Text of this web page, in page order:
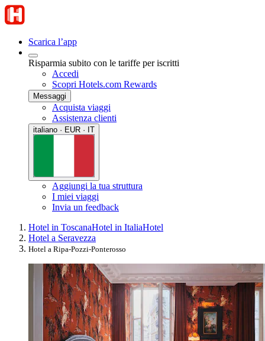
Scarica l’app
Risparmia subito con le tariffe per iscritti
Accedi
Scopri Hotels.com Rewards
Messaggi
Acquista viaggi
Assistenza clienti
italiano · EUR · IT
Aggiungi la tua struttura
I miei viaggi
Invia un feedback
Hotel in ToscanaHotel in ItaliaHotel
Hotel a Seravezza
Hotel a Ripa-Pozzi-Ponterosso